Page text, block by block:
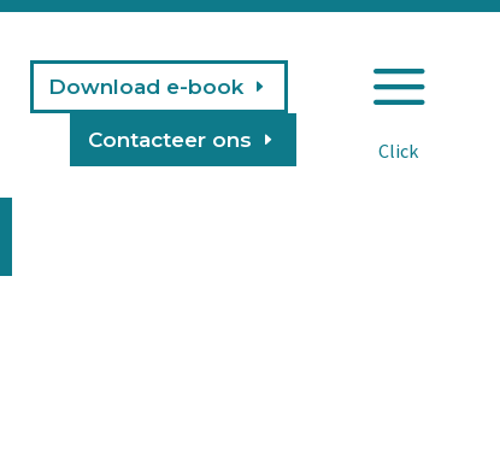
Download e-book
Contacteer ons
a